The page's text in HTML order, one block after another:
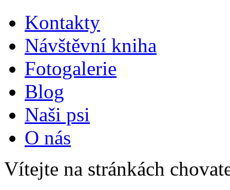
Kontakty
Návštěvní kniha
Fotogalerie
Blog
Naši psi
O nás
Vítejte na stránkách